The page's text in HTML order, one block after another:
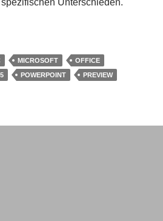
Unterschieden.
entdeckte
MICROSOFT
OFFICE
POWERPOINT
PREVIEW